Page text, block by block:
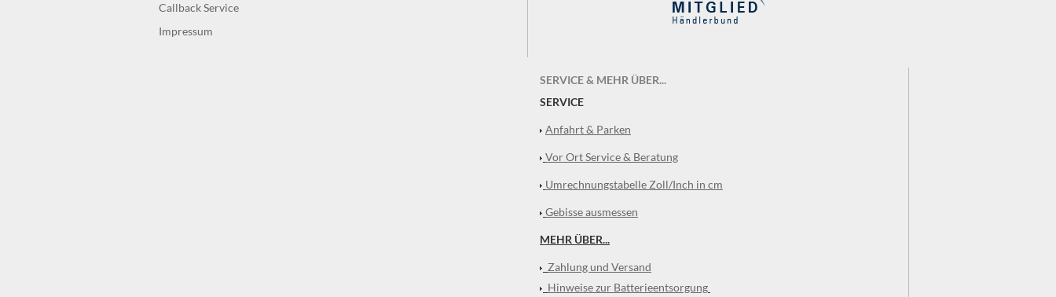
Callback Service
Impressum
SERVICE & MEHR ÜBER...
SERVICE
Anfahrt & Parken
Vor Ort Service & Beratung
Umrechnungstabelle Zoll/Inch in cm
Gebisse ausmessen
MEHR ÜBER...
Zahlung und Versand
Hinweise zur Batterieentsorgung